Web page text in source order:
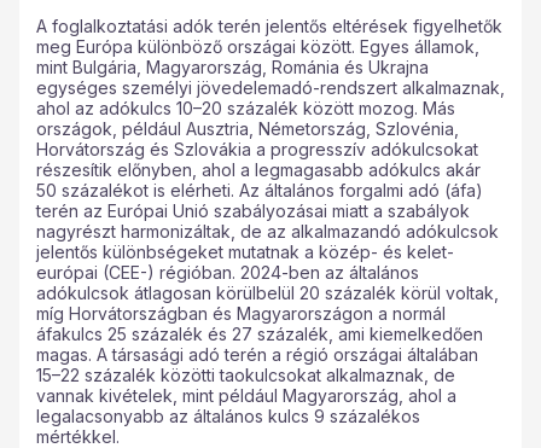
A foglalkoztatási adók terén jelentős eltérések figyelhetők
meg Európa különböző országai között. Egyes államok,
mint Bulgária, Magyarország, Románia és Ukrajna
egységes személyi jövedelemadó-rendszert alkalmaznak,
ahol az adókulcs 10–20 százalék között mozog. Más
országok, például Ausztria, Németország, Szlovénia,
Horvátország és Szlovákia a progresszív adókulcsokat
részesítik előnyben, ahol a legmagasabb adókulcs akár
50 százalékot is elérheti. Az általános forgalmi adó (áfa)
terén az Európai Unió szabályozásai miatt a szabályok
nagyrészt harmonizáltak, de az alkalmazandó adókulcsok
jelentős különbségeket mutatnak a közép- és kelet-
európai (CEE-) régióban. 2024-ben az általános
adókulcsok átlagosan körülbelül 20 százalék körül voltak,
míg Horvátországban és Magyarországon a normál
áfakulcs 25 százalék és 27 százalék, ami kiemelkedően
magas. A társasági adó terén a régió országai általában
15–22 százalék közötti taokulcsokat alkalmaznak, de
vannak kivételek, mint például Magyarország, ahol a
legalacsonyabb az általános kulcs 9 százalékos
mértékkel.